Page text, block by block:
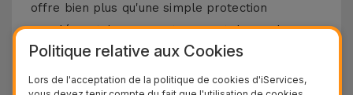
offre bien plus qu'une simple protection
supplémentaire pour votre smartphone. Ils
offrent une touche de style unique à votre
téléphone portable, et laissent exprimer votre
Politique relative aux Cookies
Lors de l'acceptation de la politique de cookies d'iServices,